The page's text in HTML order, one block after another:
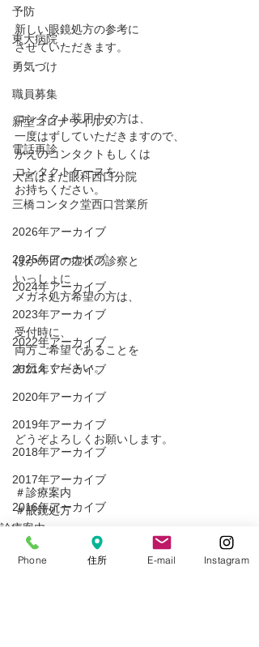
予防
東大病院
勇気づけ
職員募集
新型コロナウイルス
電話再診
大宮はまだ眼科西口分院
三橋コンタク堂西口営業所
2026年アーカイブ
2025年アーカイブ
2024年アーカイブ
2023年アーカイブ
2022年アーカイブ
2021年アーカイブ
2020年アーカイブ
2019年アーカイブ
2018年アーカイブ
2017年アーカイブ
2016年アーカイブ
2015年アーカイブ
新しい眼鏡処方の参考に
させていただきます。
コンタクト装用中の方は、
一度はずしていただきますので、
かえのコンタクトもしくは
コンタクトケースを
お持ちください。
ほかの目の症状の診察と﻿
いっしょに﻿
メガネ処方希望の方は、﻿
受付時に、﻿
両方ご希望であることを
お伝えください。﻿
どうぞよろしくお願いします。
＃診療案内
＃眼鏡処方﻿
診療案内
大宮はまだ眼科西口分院
Phone 住所 E-mail Instagram